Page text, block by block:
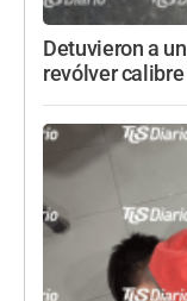
Detuvieron a
revólver